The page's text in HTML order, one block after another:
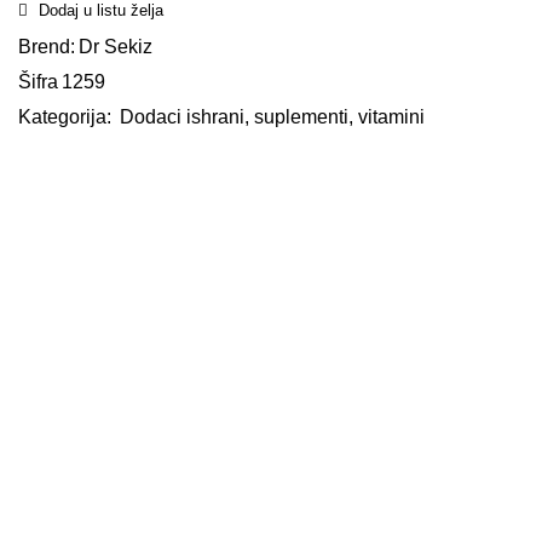
Dodaj u listu želja
Brend: Dr Sekiz
Šifra 1259
Kategorija: Dodaci ishrani, suplementi, vitamini